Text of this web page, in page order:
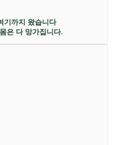
기까지 왔습니다
은 다 망가집니다.